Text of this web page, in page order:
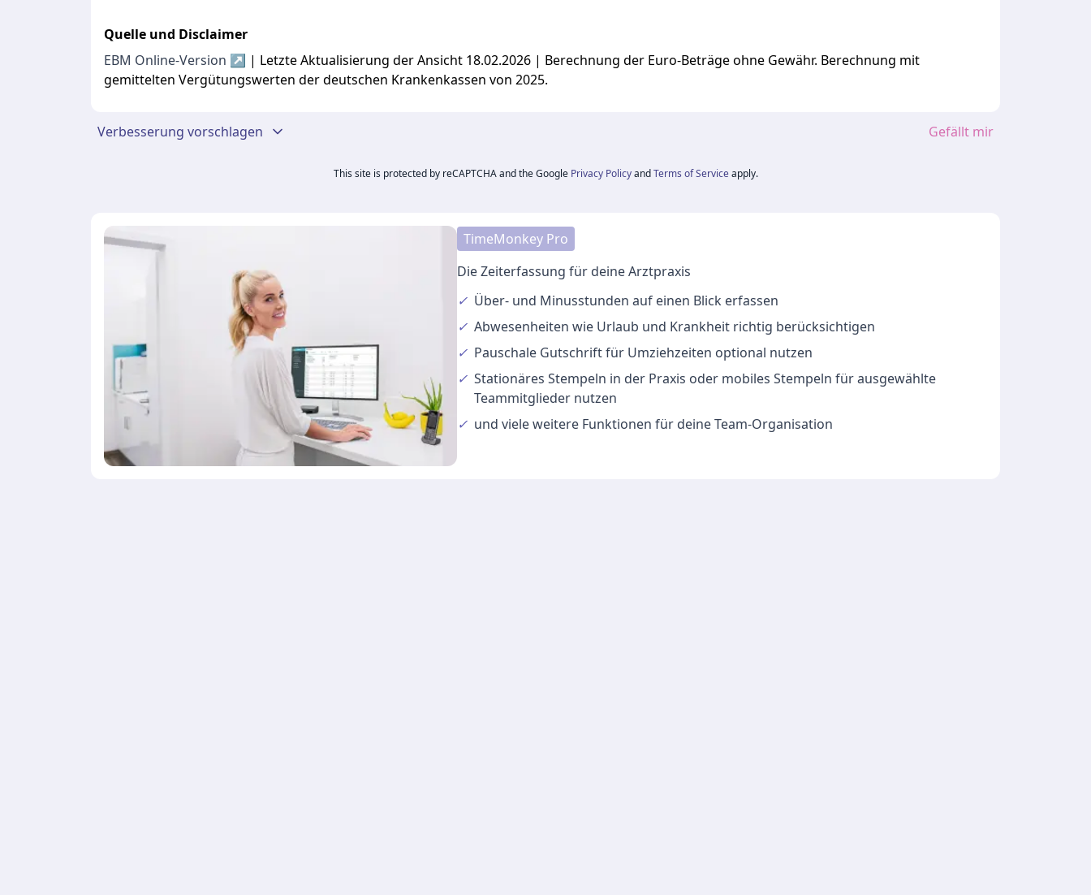
Quelle und Disclaimer
EBM Online-Version ↗ | Letzte Aktualisierung der Ansicht 18.02.2026 | Berechnung der Euro-Beträge ohne Gewähr. Berechnung mit
gemittelten Vergütungswerten der deutschen Krankenkassen von 2025.
Verbesserung vorschlagen Gefällt mir
This site is protected by reCAPTCHA and the Google Privacy Policy and Terms of Service apply.
TimeMonkey Pro
Die Zeiterfassung für deine Arztpraxis
✓ Über- und Minusstunden auf einen Blick erfassen
✓ Abwesenheitenwie Urlaub und Krankheit richtig berücksichtigen
✓ Pauschale Gutschriftfür Umziehzeiten optional nutzen
✓ Stationäres Stempeln in der Praxis oder mobiles Stempeln für ausgewählte
Teammitglieder nutzen
✓ und vieleweitere Funktionenfür deine Team-Organisation